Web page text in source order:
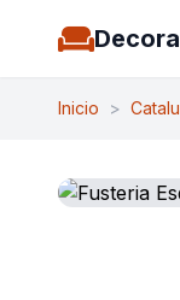
Inicio >